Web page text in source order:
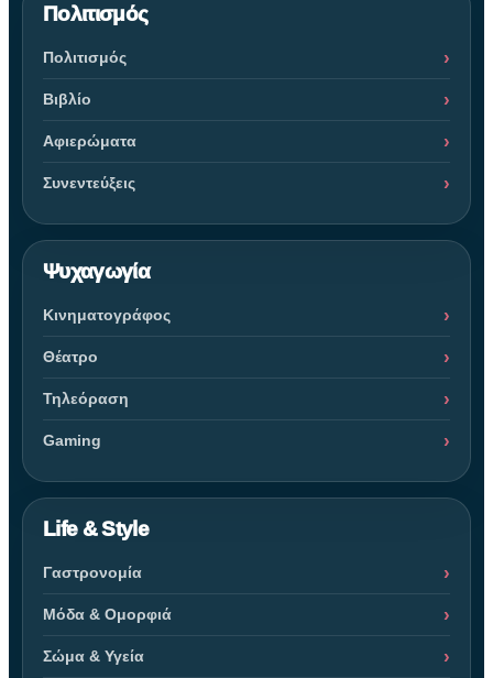
Πολιτισμός
Πολιτισμός
Βιβλίο
Αφιερώματα
Συνεντεύξεις
Ψυχαγωγία
Κινηματογράφος
Θέατρο
Τηλεόραση
Gaming
Life & Style
Γαστρονομία
Μόδα & Ομορφιά
Σώμα & Υγεία